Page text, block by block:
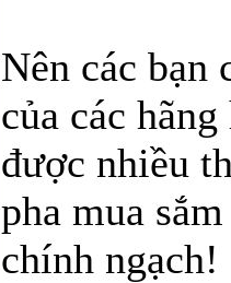
Nên các bạn
của các
được nhiều
pha mua
chính